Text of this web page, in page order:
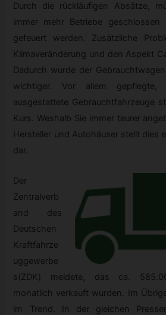
Durch die rückläufigen Absätze,
immer mehr Betriebe
gefeuert werden. Zusätzliche
Klimaveränderung und den Aspekt
Dadurch wurde der
wichtiger. Vor allem
ausgestattete Gebrauchtfahrzeuge
Kurs. Weshalb Sie immer teurer
Hersteller und Autohäuser stellt dies
dar.
Der
Zentralverb
and des
Deutschen
Kraftfahrze
uggewerbe
s(ZDK) meldete, das ca.
monatlich verkauft wurden. Im
im Trend. In der gleichen